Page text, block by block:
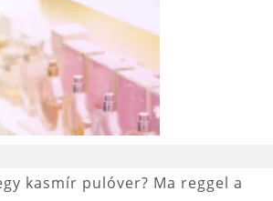
kasmír pulóver? Ma reggel a